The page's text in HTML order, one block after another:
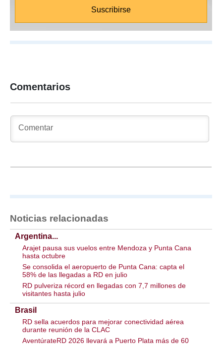
Comentarios
Noticias relacionadas
Argentina...
Arajet pausa sus vuelos entre Mendoza y Punta Cana
hasta octubre
Se consolida el aeropuerto de Punta Cana: capta el
58% de las llegadas a RD en julio
RD pulveriza récord en llegadas con 7,7 millones de
visitantes hasta julio
Brasil
RD sella acuerdos para mejorar conectividad aérea
durante reunión de la CLAC
AventúrateRD 2026 llevará a Puerto Plata más de 60